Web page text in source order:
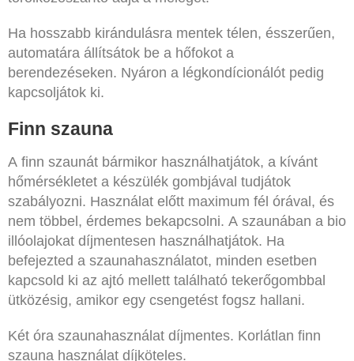
Ha hosszabb kirándulásra mentek télen, ésszerűen,
automatára állítsátok be a hőfokot a
berendezéseken. Nyáron a légkondícionálót pedig
kapcsoljátok ki.
Finn szauna
A finn szaunát bármikor használhatjátok, a kívánt
hőmérsékletet a készülék gombjával tudjátok
szabályozni. Használat előtt maximum fél órával, és
nem többel, érdemes bekapcsolni. A szaunában a bio
illóolajokat díjmentesen használhatjátok. Ha
befejezted a szaunahasználatot, minden esetben
kapcsold ki az ajtó mellett található tekerőgombbal
ütközésig, amikor egy csengetést fogsz hallani.
Két óra szaunahasználat díjmentes. Korlátlan finn
szauna használat díjköteles.